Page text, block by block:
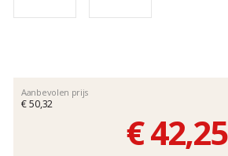
Aanbevolen prijs
€ 50,32
€ 42,25